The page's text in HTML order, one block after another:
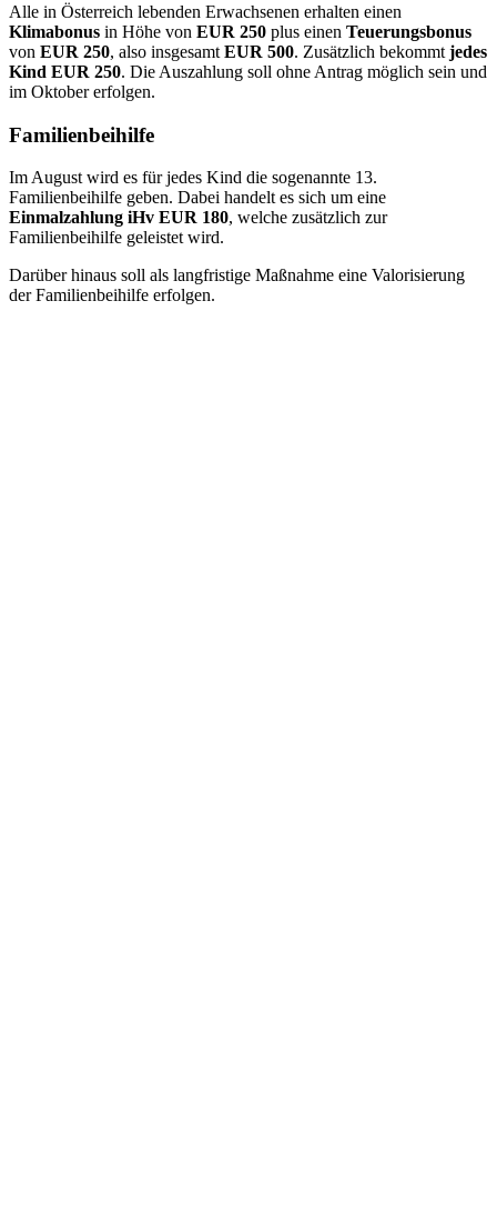
Alle in Österreich lebenden Erwachsenen erhalten einen
Klimabonus in Höhe von EUR 250 plus einen Teuerungsbonus
von EUR 250, also insgesamt EUR 500. Zusätzlich bekommt jedes
Kind EUR 250. Die Auszahlung soll ohne Antrag möglich sein und
im Oktober erfolgen.
Familienbeihilfe
Im August wird es für jedes Kind die sogenannte 13.
Familienbeihilfe geben. Dabei handelt es sich um eine
Einmalzahlung iHv EUR 180, welche zusätzlich zur
Familienbeihilfe geleistet wird.
Darüber hinaus soll als langfristige Maßnahme eine Valorisierung
der Familienbeihilfe erfolgen.